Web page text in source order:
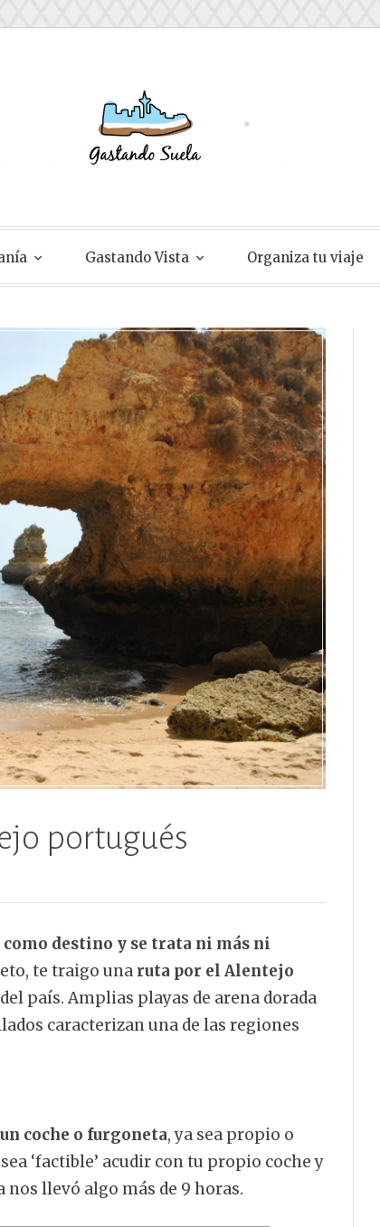
Gastando Vista Organiza tu viaje
portugués
destino y se trata ni más ni
te traigo una ruta por el Alentejo
país. Amplias playas de arena dorada
caracterizan una de las regiones
coche o furgoneta, ya sea propio o
‘factible’ acudir con tu propio coche y
llevó algo más de 9 horas.